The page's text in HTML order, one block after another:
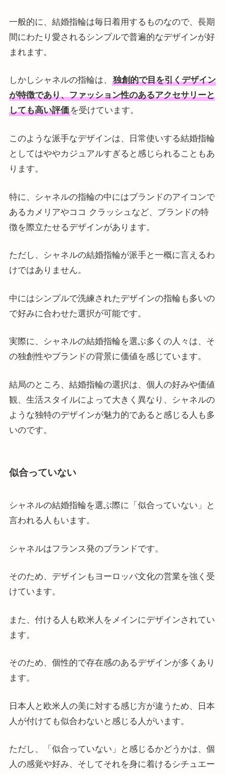
一般的に、結婚指輪は毎日着用するものなので、長期
間にわたり愛されるシンプルで普遍的なデザインが好
まれます。
しかしシャネルの指輪は、
独創的で目を引くデザイン
が特徴であり、ファッション性のあるアクセサリーと
しても高い評価を受けています。
このような派手なデザインは、日常使いする結婚指輪
としてはややカジュアルすぎると感じられることもあ
ります。
特に、シャネルの指輪の中にはブランドのアイコンで
あるカメリアやココ クラッシュなど、ブランドの特
徴を際立たせるデザインがあります。
ただし、シャネルの結婚指輪が派手と一概に言えるわ
けではありません。
中にはシンプルで洗練されたデザインの指輪も多いの
で好みに合わせた選択が可能です。
実際に、シャネルの結婚指輪を選ぶ多くの人々は、そ
の独創性やブランドの背景に価値を感じています。
結局のところ、結婚指輪の選択は、個人の好みや価値
観、生活スタイルによって大きく異なり、シャネルの
ような独特のデザインが魅力的であると感じる人も多
いのです​​。
似合っていない
シャネルの結婚指輪を選ぶ際に「似合っていない」と
言われる人もいます。
シャネルはフランス発のブランドです。
そのため、デザインもヨーロッパ文化の営業を強く受
けています。
また、付ける人も欧米人をメインにデザインされてい
ます。
そのため、個性的で存在感のあるデザインが多くあり
ます。
日本人と欧米人の美に対する感じ方が違うため、日本
人が付けても似合わないと感じる人がいます。
ただし、「似合っていない」と感じるかどうかは、個
人の感覚や好み、そしてそれを身に着けるシチュエー